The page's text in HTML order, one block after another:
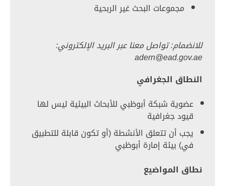
مجموعات البحث غير الربحية
للانضمام: تواصل معنا عبر البريد الإلكتروني:
adern@ead.gov.ae
النطاق الجغرافي
عضوية شبكة أبوظبي للأبحاث البيئية ليس لها
قيود جغرافية
يجب أن تتعلق الأنشطة (أو تكون قابلة للتطبيق
في) بيئة إمارة أبوظبي
نطاق المواضيع